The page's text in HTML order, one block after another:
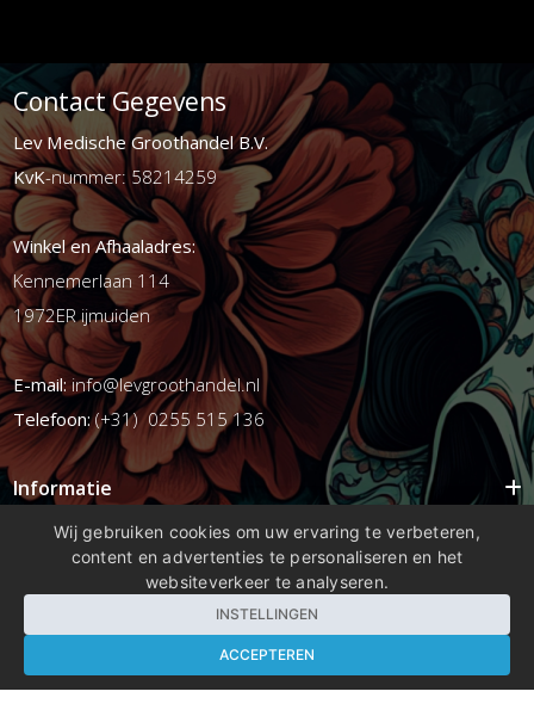
Contact Gegevens
Lev Medische Groothandel B.V.
KvK-nummer: 58214259
Winkel en Afhaaladres:
Kennemerlaan 114
1972ER ijmuiden
E-mail:info@levgroothandel.nl
Telefoon:(+31) 0255 515 136
Informatie
Mijn account
Wij gebruiken cookies om uw ervaring te verbeteren,
content en advertenties te personaliseren en het
websiteverkeer te analyseren.
INSTELLINGEN
ACCEPTEREN